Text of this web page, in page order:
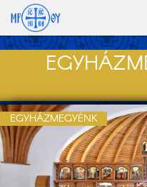
EGYHÁZMEGYÉNK